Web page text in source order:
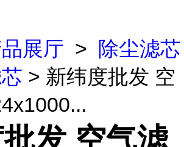
展厅 >
除尘滤芯
> 新纬度批发 空
发 空气滤